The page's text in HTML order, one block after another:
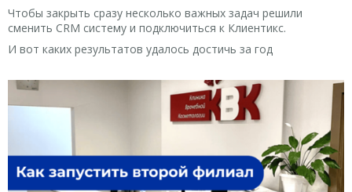
Чтобы закрыть сразу несколько важных задач решили
сменить CRM систему и подключиться к Клиентикс.
И вот каких результатов удалось достичь за год